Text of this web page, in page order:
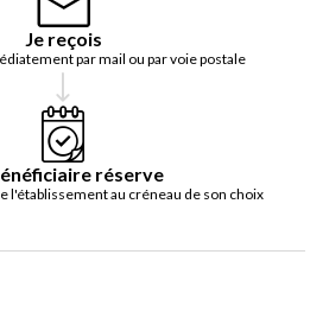
Je reçois
par mail ou par voie postale
réserve
l'établissement au créneau de son choix